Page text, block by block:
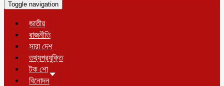
Toggle navigation
জাতীয়
রাজনীতি
সারা দেশ
তথ্যপ্রযুক্তি
টক শো
বিনোদন